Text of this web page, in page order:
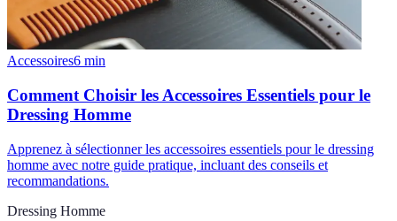
Accessoires6 min
Comment Choisir les Accessoires Essentiels pour le
Dressing Homme
Apprenez à sélectionner les accessoires essentiels pour le dressing
homme avec notre guide pratique, incluant des conseils et
recommandations.
Dressing Homme